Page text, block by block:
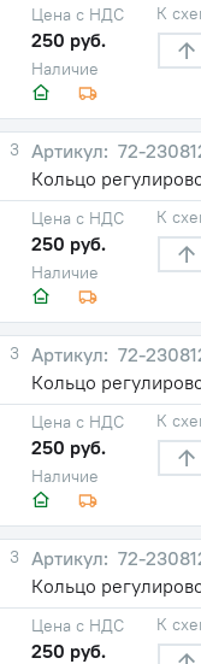
Наличие
Цена с НДС
250 руб.
К
3
72-
Кольцо
Наличие
Цена с НДС
250 руб.
К
3
72-
Кольцо
Наличие
Цена с НДС
250 руб.
К
3
72-
Кольцо
Цена с НДС
250 руб.
К